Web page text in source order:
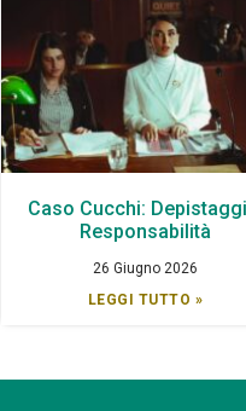
Caso Cucchi:
Responsabilità
26 Giugno 2026
LEGGI TUTTO »